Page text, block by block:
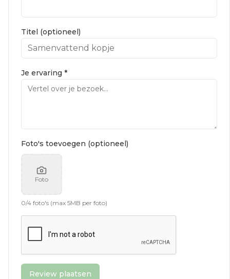
Titel (optioneel)
Je ervaring *
Foto's toevoegen (optioneel)
Foto
0/4 foto's (max 5MB per foto)
Review plaatsen